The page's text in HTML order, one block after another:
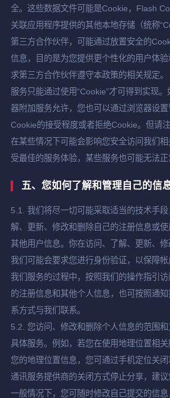
全。这些数据文件可能是Cookie，Flash
关联应用程序提供的其他本地存储（统称
第三方合作伙伴，可能通过放置安全的
信息，目的是为您提供更个性化的用户体
求第三方合作伙伴遵守本政策的相关规定
服务只能通过使用“Cookie”才可得到实现
器附加服务允许，您也可以通过浏览器设
Cookie的接受程度或者拒绝Cookie。但请
在某些情况下可能会影响您安全访问我们
受最佳的服务体验，某些服务也可能无法正
五、您如何了解和管理自己的信
5.1. 我们将尽一切可能采取适当的技术手
解、更新、修改和删除自己的注册信息或
其他用户信息。你在访问、了解、更新、修
我们可能会要求您进行身份验证，以保障
我们服务的过程中，按照我们的操作指引
的注册信息和其他个人信息，也可按照通
系方式与我们联系。
5.2. 您访问、修改和删除个人信息的范围
具体服务。例如，若您在使用地理位置相
您的地理位置信息，您可通过手机定位关
通讯服务提供商的关闭方式停止分享，建议
一般情况下，您可随时修改自己提交的信